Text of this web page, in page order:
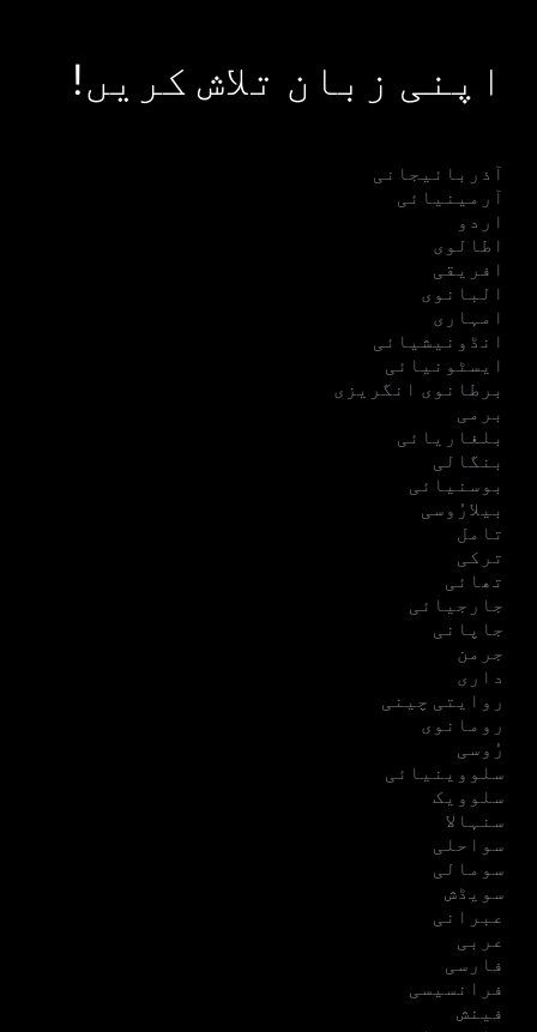
اپنی زبان تلاش کریں!
آذربائیجانی
آرمینیائی
اردو
اطالوی
افریقی
البانوی
امہاری
انڈونیشیائی
ایسٹونیائی
برطانوی انگریزی
برمی
بلغاریائی
بنگالی
بوسنیائی
بیلارُوسی
تامل
ترکی
تھائی
جارجیائی
جاپانی
جرمن
داری
روایتی چینی
رومانوی
رُوسی
سلووینیائی
سلوویک
سنہالا
سواحلی
سومالی
سویڈش
عبرانی
عربی
فارسی
فرانسیسی
فینش